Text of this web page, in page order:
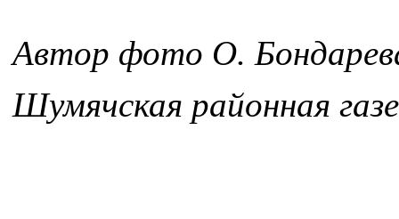
Автор фото О.
Шумячская районная